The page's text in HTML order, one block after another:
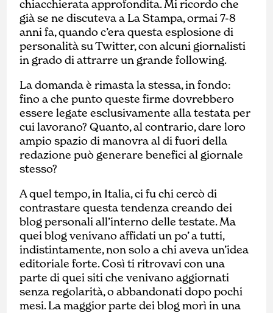
chiacchierata approfondita. Mi ricordo che
già se ne discuteva a La Stampa, ormai 7-8
anni fa, quando c’era questa esplosione di
personalità su Twitter, con alcuni giornalisti
in grado di attrarre un grande following.
La domanda è rimasta la stessa, in fondo:
fino a che punto queste firme dovrebbero
essere legate esclusivamente alla testata per
cui lavorano? Quanto, al contrario, dare loro
ampio spazio di manovra al di fuori della
redazione può generare benefici al giornale
stesso?
A quel tempo, in Italia, ci fu chi cercò di
contrastare questa tendenza creando dei
blog personali all’interno delle testate. Ma
quei blog venivano affidati un po’ a tutti,
indistintamente, non solo a chi aveva un’idea
editoriale forte. Così ti ritrovavi con una
parte di quei siti che venivano aggiornati
senza regolarità, o abbandonati dopo pochi
mesi. La maggior parte dei blog morì in una